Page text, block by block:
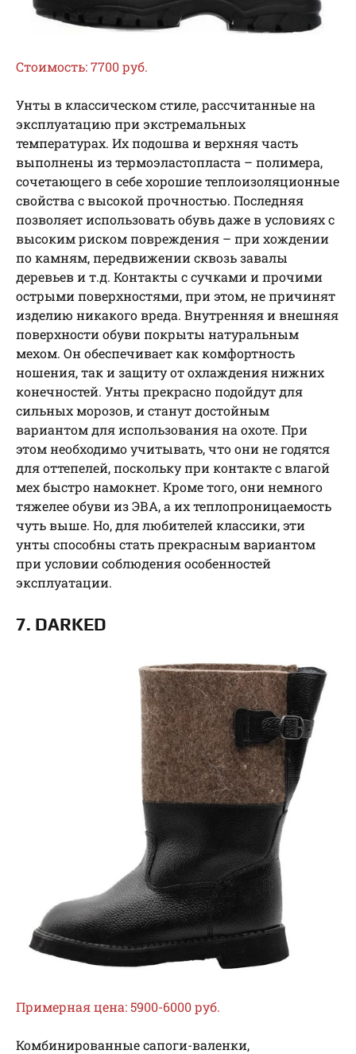
Стоимость: 7700 руб.
Унты в классическом стиле, рассчитанные на
эксплуатацию при экстремальных
температурах. Их подошва и верхняя часть
выполнены из термоэластопласта – полимера,
сочетающего в себе хорошие теплоизоляционные
свойства с высокой прочностью. Последняя
позволяет использовать обувь даже в условиях с
высоким риском повреждения – при хождении
по камням, передвижении сквозь завалы
деревьев и т.д. Контакты с сучками и прочими
острыми поверхностями, при этом, не причинят
изделию никакого вреда. Внутренняя и внешняя
поверхности обуви покрыты натуральным
мехом. Он обеспечивает как комфортность
ношения, так и защиту от охлаждения нижних
конечностей. Унты прекрасно подойдут для
сильных морозов, и станут достойным
вариантом для использования на охоте. При
этом необходимо учитывать, что они не годятся
для оттепелей, поскольку при контакте с влагой
мех быстро намокнет. Кроме того, они немного
тяжелее обуви из ЭВА, а их теплопроницаемость
чуть выше. Но, для любителей классики, эти
унты способны стать прекрасным вариантом
при условии соблюдения особенностей
эксплуатации.
7. DARKED
Примерная цена: 5900-6000 руб.
Комбинированные сапоги-валенки,